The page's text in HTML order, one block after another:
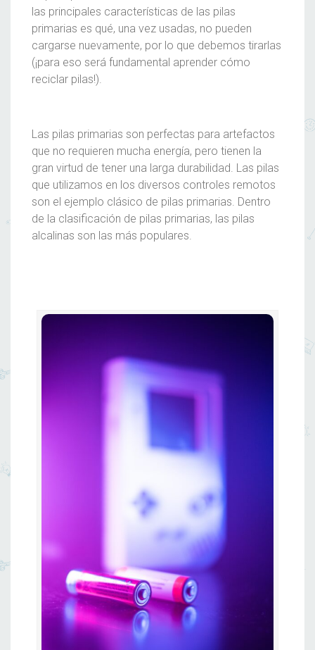
las principales características de las pilas
primarias es qué, una vez usadas, no pueden
cargarse nuevamente, por lo que debemos tirarlas
(¡para eso será fundamental aprender cómo
reciclar pilas!).
Las pilas primarias son perfectas para artefactos
que no requieren mucha energía, pero tienen la
gran virtud de tener una larga durabilidad. Las pilas
que utilizamos en los diversos controles remotos
son el ejemplo clásico de pilas primarias. Dentro
de la clasificación de pilas primarias, las pilas
alcalinas son las más populares.